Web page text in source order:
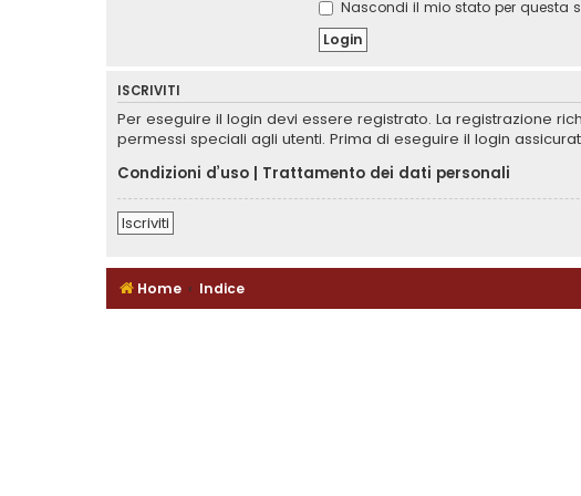
Nascondi il mio stato per questa
ISCRIVITI
Per eseguire il login devi essere registrato. La registrazione
permessi speciali agli utenti. Prima di eseguire il login
Condizioni d’uso
Trattamento dei dati personali
Iscriviti
Home Indice